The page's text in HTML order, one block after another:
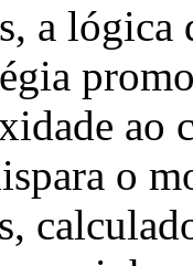
a
ao
o